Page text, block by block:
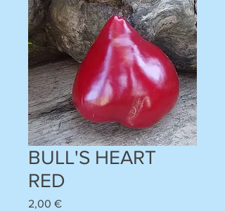
BULL'S HEART
RED
2,00 €Price